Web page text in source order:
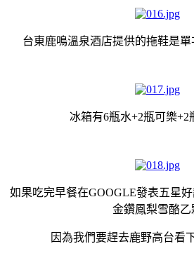
台東鹿鳴溫泉酒店提供的拖鞋是
冰箱有6瓶水+2瓶可樂+2
如果吃完早餐在GOOGLE發表五星
金鑽鳳梨雪酪乙
因為我們要趕去鹿野高台看